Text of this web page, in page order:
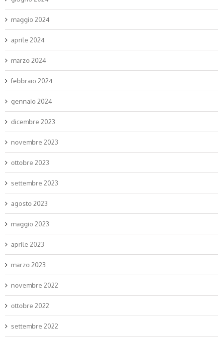
maggio 2024
aprile 2024
marzo 2024
febbraio 2024
gennaio 2024
dicembre 2023
novembre 2023
ottobre 2023
settembre 2023
agosto 2023
maggio 2023
aprile 2023
marzo 2023
novembre 2022
ottobre 2022
settembre 2022